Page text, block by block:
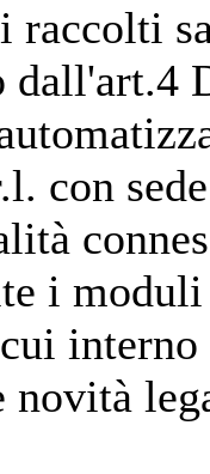
raccolti
con
i
novità